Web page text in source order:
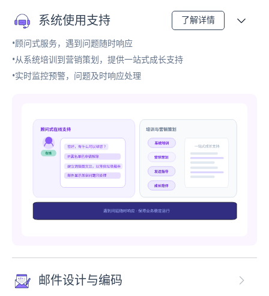
系统使用支持 了解详情
•顾问式服务，遇到问题随时响应
•从系统培训到营销策划，提供一站式成长支持
•实时监控预警，问题及时响应处理
邮件设计与编码